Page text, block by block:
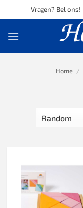
to
Vragen? Bel ons!
Home /